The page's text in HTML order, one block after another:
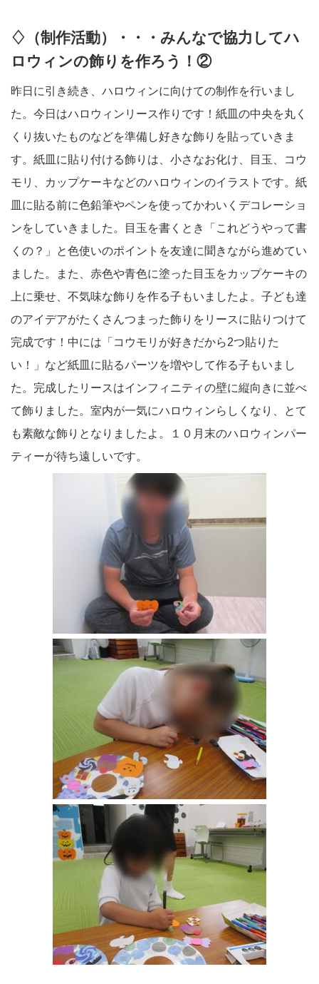
♢（制作活動）・・・みんなで協力してハ
ロウィンの飾りを作ろう！②
昨日に引き続き、ハロウィンに向けての制作を行いまし
た。今日はハロウィンリース作りです！紙皿の中央を丸く
くり抜いたものなどを準備し好きな飾りを貼っていきま
す。紙皿に貼り付ける飾りは、小さなお化け、目玉、コウ
モリ、カップケーキなどのハロウィンのイラストです。紙
皿に貼る前に色鉛筆やペンを使ってかわいくデコレーショ
ンをしていきました。目玉を書くとき「これどうやって書
くの？」と色使いのポイントを友達に聞きながら進めてい
ました。また、赤色や青色に塗った目玉をカップケーキの
上に乗せ、不気味な飾りを作る子もいましたよ。子ども達
のアイデアがたくさんつまった飾りをリースに貼りつけて
完成です！中には「コウモリが好きだから2つ貼りた
い！」など紙皿に貼るパーツを増やして作る子もいまし
た。完成したリースはインフィニティの壁に縦向きに並べ
て飾りました。室内が一気にハロウィンらしくなり、とて
も素敵な飾りとなりましたよ。１０月末のハロウィンパー
ティーが待ち遠しいです。